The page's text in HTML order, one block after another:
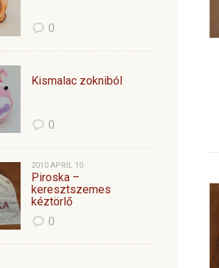
0
Kismalac zokniból
0
2010 APRIL 10
Piroska –
keresztszemes
kéztörlő
0